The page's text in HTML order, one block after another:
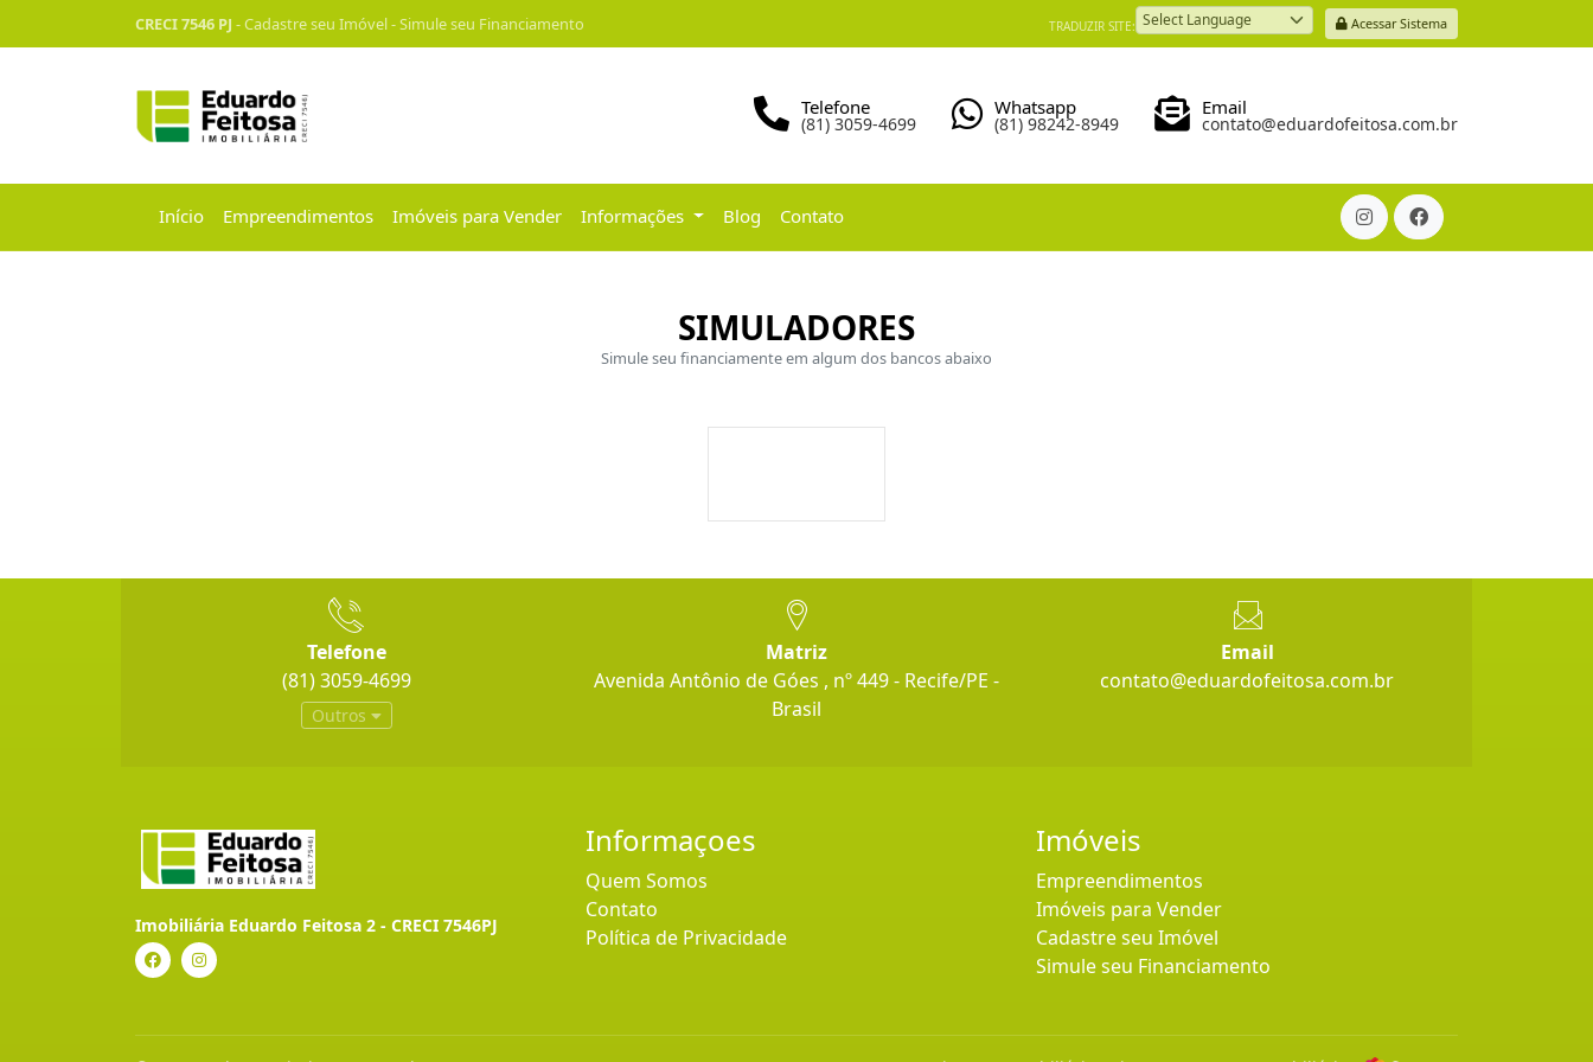
CRECI 7546 PJ -Cadastre seu Imóvel-Simule seu Financiamento Acessar Sistema
TRADUZIR SITE:
Email
contato@eduardofeitosa.com.br
Whatsapp
(81) 98242-8949
Telefone
(81) 3059-4699
Início Empreendimentos Imóveis para Vender Informações Blog Contato
SIMULADORES
Simule seu financiamente em algum dos bancos abaixo
Telefone
(81) 3059-4699
Outros
Matriz
Avenida Antônio de Góes , nº 449 - Recife/PE -
Brasil
Email
contato@eduardofeitosa.com.br
Imobiliária Eduardo Feitosa 2 - CRECI 7546PJ
Informaçoes
Quem Somos
Contato
Política de Privacidade
Imóveis
Empreendimentos
Imóveis para Vender
Cadastre seu Imóvel
Simule seu Financiamento